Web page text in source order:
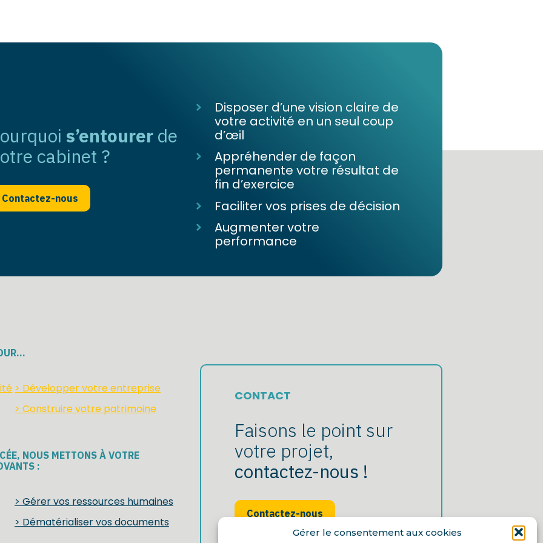
Gérer le consentement aux cookies
s’entourer de
cabinet ?
Contactez-nous
Disposer d’une vision claire de
votre activité en un seul coup
d’œil
Appréhender de façon
permanente votre résultat de
fin d’exercice
Faciliter vos prises de décision
Augmenter votre
performance
> Développer votre entreprise
> Construire votre patrimoine
NOUS METTONS À VOTRE
:
> Gérer vos ressources humaines
> Dématérialiser vos documents
CONTACT
Faisons le point sur
votre projet,
contactez-nous !
Contactez-nous